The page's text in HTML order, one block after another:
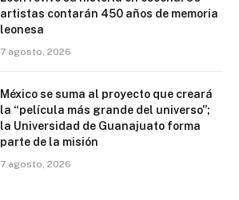
artistas contarán 450 años de memoria
leonesa
7 agosto, 2026
México se suma al proyecto que creará
la “película más grande del universo”;
la Universidad de Guanajuato forma
parte de la misión
7 agosto, 2026